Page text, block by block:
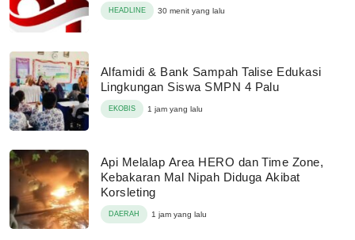
HEADLINE 30 menit yang lalu
Alfamidi & Bank Sampah Talise Edukasi
Lingkungan Siswa SMPN 4 Palu
EKOBIS 1 jam yang lalu
Api Melalap Area HERO dan Time Zone,
Kebakaran Mal Nipah Diduga Akibat
Korsleting
DAERAH 1 jam yang lalu